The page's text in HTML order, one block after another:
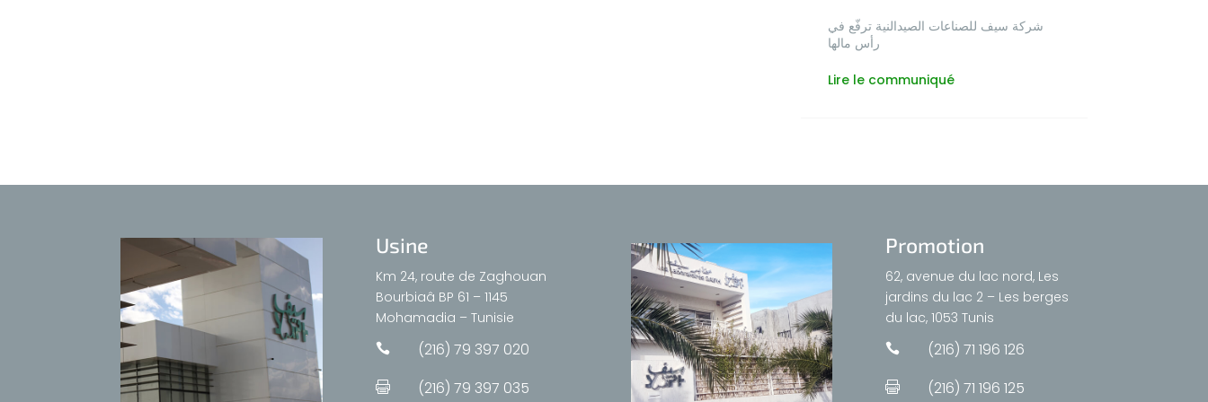
شركة سيف للصناعات الصيدالنية ترفّع في
رأس مالها
Lire le communiqué
Usine
Km 24, route de Zaghouan
Bourbiaâ BP 61 – 1145
Mohamadia – Tunisie
 (216) 79 397 020
 (216) 79 397 035
Promotion
62, avenue du lac nord, Les
jardins du lac 2 – Les berges
du lac, 1053 Tunis
 (216) 71 196 126
 (216) 71 196 125